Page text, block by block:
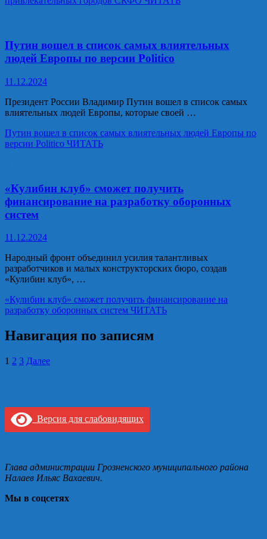
Путин вошел в список самых влиятельных
людей Европы по версии Politico
11.12.2024
Президент России Владимир Путин вошел в список самых
влиятельных людей Европы, которые своей …
Путин вошел в список самых влиятельных людей Европы по
версии Politico ЧИТАТЬ
«Кулибин клуб» сможет получить
финансирование на разработку оборонных
систем
11.12.2024
Народный фронт объединил усилия талантливых
разработчиков и малых конструкторских бюро, создав
«Кулибин клуб», …
«Кулибин клуб» сможет получить финансирование на
разработку оборонных систем ЧИТАТЬ
Навигация по записям
1 2 3 Далее
Версия для слабовидящих
Глава администрации Грозненского муниципального района
Налаев Ильяс Вахаевич.
Мы в соцсетях